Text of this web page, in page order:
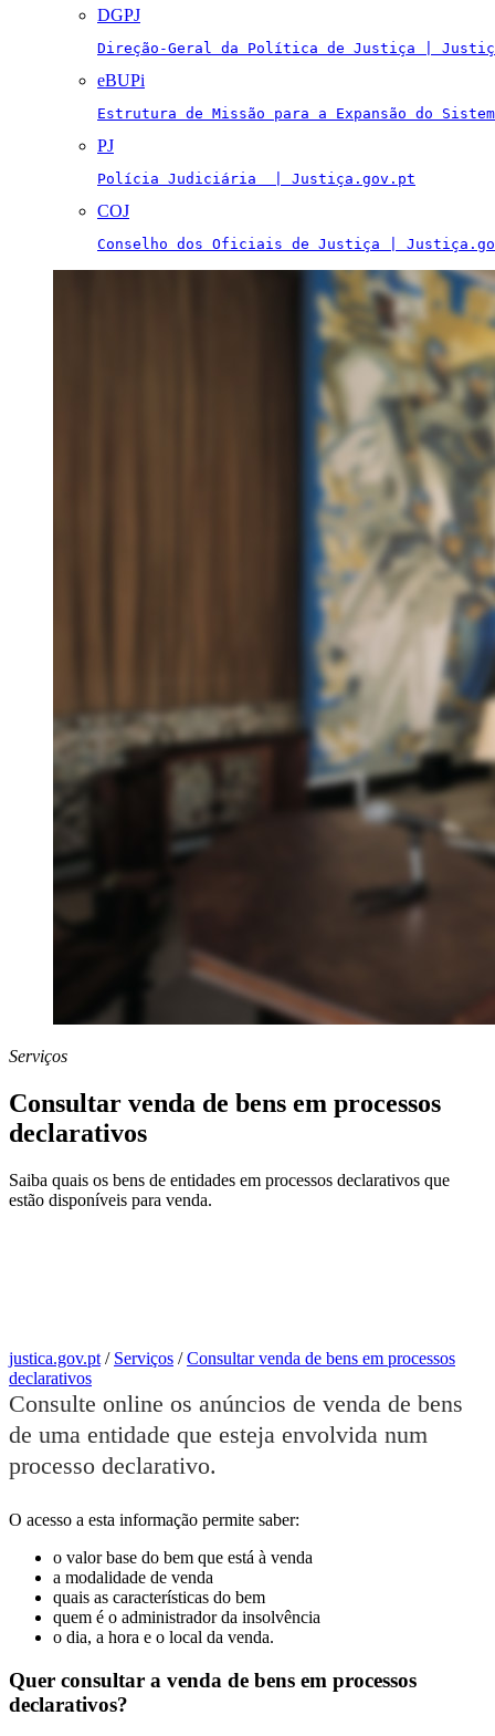
DGPJ
Direção-Geral da Política de Justiça |
eBUPi
Estrutura de Missão para a Expansão do
PJ
Polícia Judiciária  | Justiça.gov.pt
COJ
Conselho dos Oficiais de Justiça |
Serviços
Consultar venda de bens em processos
declarativos
Saiba quais os bens de entidades em processos declarativos que
estão disponíveis para venda.
justica.gov.pt / Serviços /Consultar venda de bens em processos
declarativos
Consulte online os anúncios de venda de bens
de uma entidade que esteja envolvida num
processo declarativo.
O acesso a esta informação permite saber:
o valor base do bem que está à venda
a modalidade de venda
quais as características do bem
quem é o administrador da insolvência
o dia, a hora e o local da venda.
Quer consultar a venda de bens em processos
declarativos?